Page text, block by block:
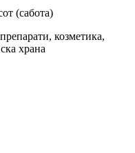
(сабота)
козметика,
храна